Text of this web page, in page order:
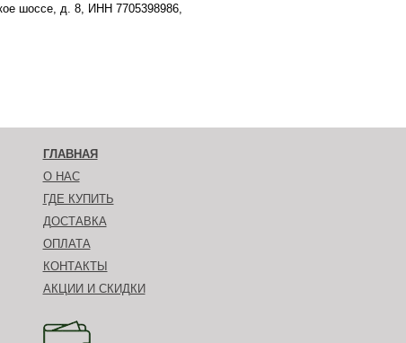
шоссе, д. 8, ИНН 7705398986,
ГЛАВНАЯ
О НАС
ГДЕ КУПИТЬ
ДОСТАВКА
ОПЛАТА
КОНТАКТЫ
АКЦИИ И СКИДКИ